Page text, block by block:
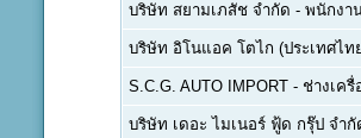
บริษัท สยามเภสัช จำกัด - พนักงา
บริษัท อิโนแอค โตไก (ประเทศไท
S.C.G. AUTO IMPORT - ช่างเค
บริษัท เดอะ ไมเนอร์ ฟู้ด กรุ๊ป จำ